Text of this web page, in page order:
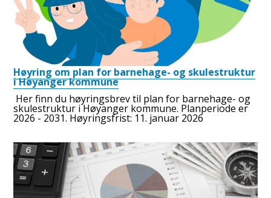
Høyring om plan for barnehage- og skulestruktur
i Høyanger kommune
Her finn du høyringsbrev til plan for barnehage- og
skulestruktur i Høyanger kommune. Planperiode er
2026 - 2031. Høyringsfrist: 11. januar 2026